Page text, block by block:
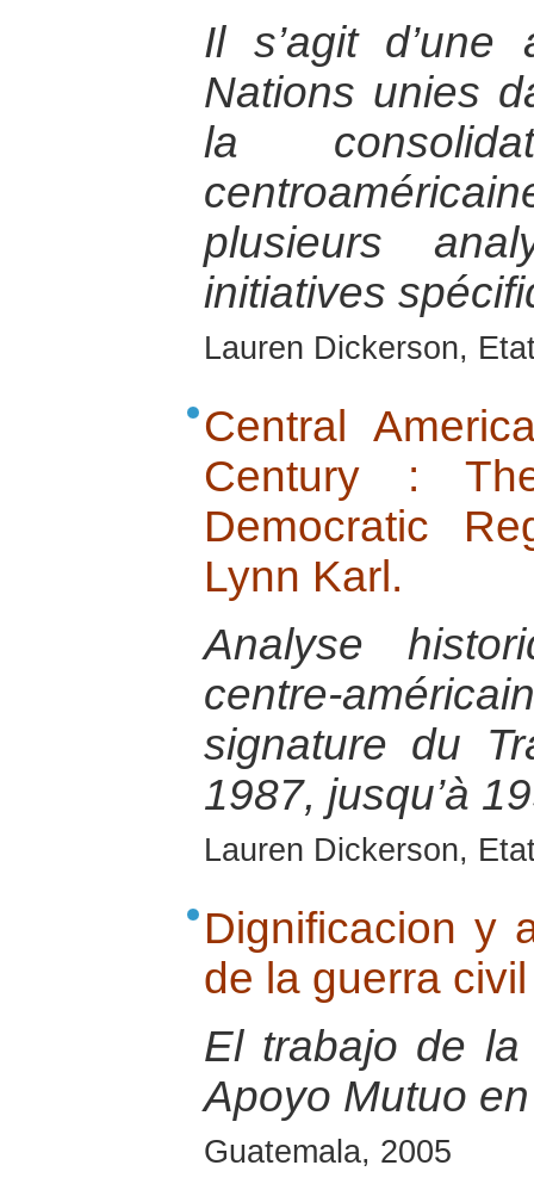
Il s’agit
Nations unies
la
plusieurs
initiatives
Lauren Dickerson,
Central
Century :
Democratic
Lynn Karl.
Analyse
centre-
signature du
1987, jusqu’à
Lauren Dickerson,
Dignificacion y
de la guerra
El trabajo de
Apoyo Mutuo
Guatemala, 2005